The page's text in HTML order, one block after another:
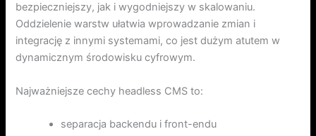
bezpieczniejszy, jak i wygodniejszy w skalowaniu.
Oddzielenie warstw ułatwia wprowadzanie zmian i
integrację z innymi systemami, co jest dużym atutem w
dynamicznym środowisku cyfrowym.
Najważniejsze cechy headless CMS to:
separacja backendu i front-endu